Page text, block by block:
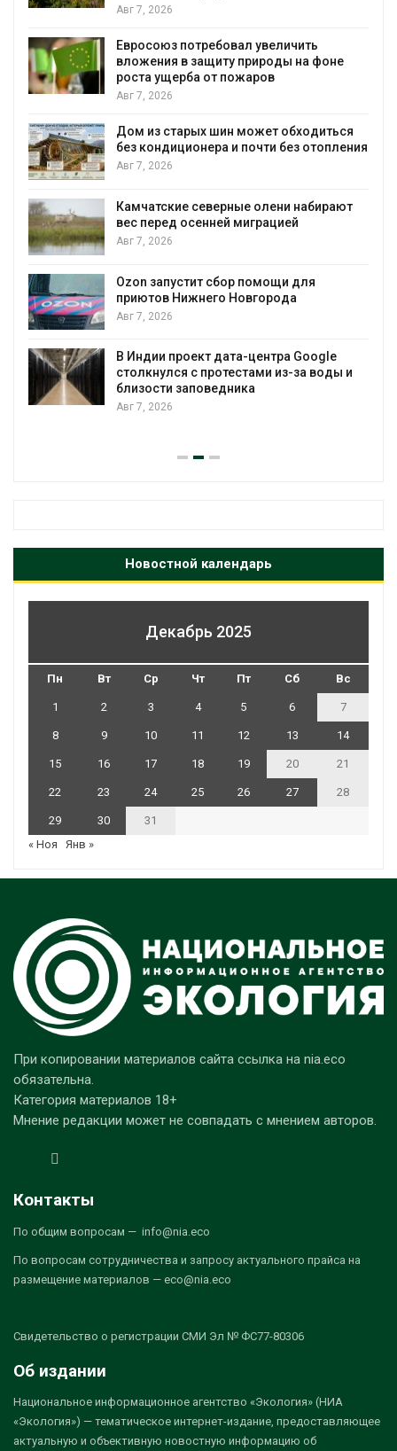
Авг 7, 2026
Евросоюз потребовал увеличить
вложения в защиту природы на фоне
роста ущерба от пожаров
Авг 7, 2026
Дом из старых шин может обходиться
без кондиционера и почти без отопления
Авг 7, 2026
Камчатские северные олени набирают
вес перед осенней миграцией
Авг 7, 2026
Ozon запустит сбор помощи для
приютов Нижнего Новгорода
Авг 7, 2026
В Индии проект дата-центра Google
столкнулся с протестами из-за воды и
близости заповедника
Авг 7, 2026
Новостной календарь
Декабрь 2025
Пн Вт Ср Чт Пт Сб Вс
1 2 3 4 5 6 7
8 9 10 11 12 13 14
15 16 17 18 19 20 21
22 23 24 25 26 27 28
29 30
31
« Ноя
Янв »
При копировании материалов сайта ссылка на nia.eco
обязательна.
Категория материалов 18+
Мнение редакции может не совпадать с мнением авторов.
Контакты
По общим вопросам — info@nia.eco
По вопросам сотрудничества и запросу актуального прайса на
размещение материалов — eco@nia.eco
Свидетельство о регистрации СМИ Эл № ФС77-80306
Об издании
Национальное информационное агентство «Экология» (НИА
«Экология») — тематическое интернет-издание, предоставляющее
актуальную и объективную новостную информацию об